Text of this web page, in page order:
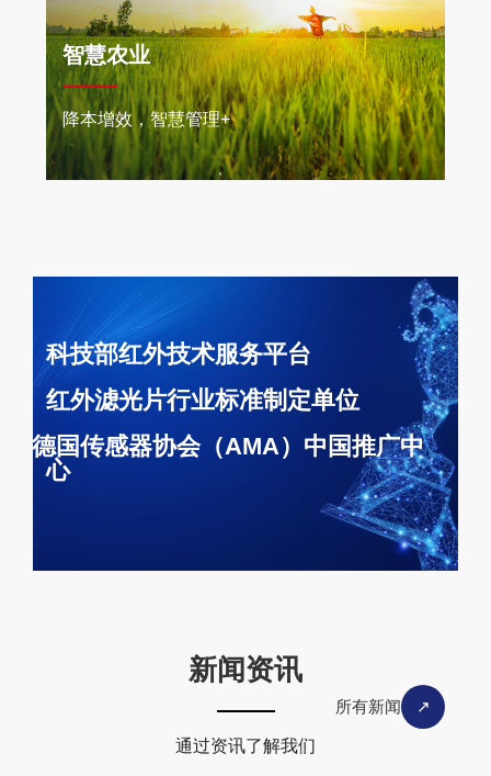
智慧农业
降本增效，智慧管理+
科技部红外技术服务平台
红外滤光片行业标准制定单位
德国传感器协会（AMA）中国推广中
心
新闻资讯
所有新闻 ↗
通过资讯了解我们